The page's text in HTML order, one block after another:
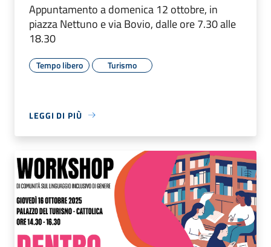
Appuntamento a domenica 12 ottobre, in
piazza Nettuno e via Bovio, dalle ore 7.30 alle
18.30
Tempo libero Turismo
LEGGI DI PIÙ